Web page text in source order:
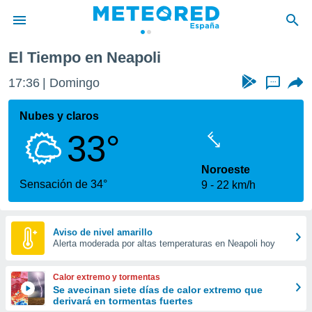
de
por
que se
calidad.
a este
las
y
forma
digital
basada
El Tiempo en Neapoli
17:36 Domingo ...
Nubes y claros
33°
Sensación de 34°
Noroeste
9
22 km/h
Aviso de nivel amarillo
Alerta moderada por altas temperaturas en Neapoli hoy
Calor extremo y tormentas
Se avecinan siete días de calor extremo que
derivará en tormentas fuertes